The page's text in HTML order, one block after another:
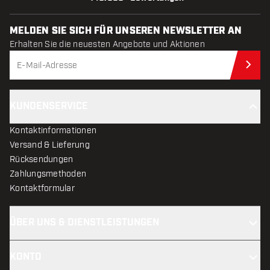
MELDEN SIE SICH FÜR UNSEREN NEWSLETTER AN
Erhalten Sie die neuesten Angebote und Aktionen
Kontaktinformationen
Versand & Lieferung
Rücksendungen
Zahlungsmethoden
Kontaktformular